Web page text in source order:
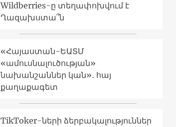
Wildberries-ը տեղափոխվում է
Ղազախստա՞ն
«Հայաստան-ԵԱՏՄ
«ամուսնալուծության»
նախանշաններ կան»․ հայ
քաղաքագետ
TikToker-ների ձերբակալություններ